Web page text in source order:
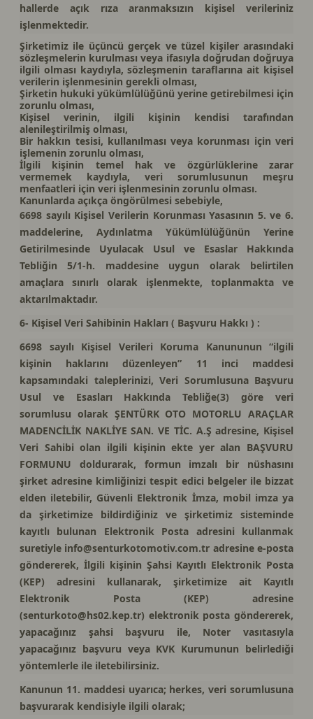
hallerde açık rıza aranmaksızın kişisel verileriniz
işlenmektedir.
Şirketimiz ile üçüncü gerçek ve tüzel kişiler arasındaki
sözleşmelerin kurulması veya ifasıyla doğrudan doğruya
ilgili olması kaydıyla, sözleşmenin taraflarına ait kişisel
verilerin işlenmesinin gerekli olması,
Şirketin hukuki yükümlülüğünü yerine getirebilmesi için
zorunlu olması,
Kişisel verinin, ilgili kişinin kendisi tarafından
alenileştirilmiş olması,
Bir hakkın tesisi, kullanılması veya korunması için veri
işlemenin zorunlu olması,
İlgili kişinin temel hak ve özgürlüklerine zarar
vermemek kaydıyla, veri sorumlusunun meşru
menfaatleri için veri işlenmesinin zorunlu olması.
Kanunlarda açıkça öngörülmesi sebebiyle,
6698 sayılı Kişisel Verilerin Korunması Yasasının 5. ve 6.
maddelerine, Aydınlatma Yükümlülüğünün Yerine
Getirilmesinde Uyulacak Usul ve Esaslar Hakkında
Tebliğin 5/1-h. maddesine uygun olarak belirtilen
amaçlara sınırlı olarak işlenmekte, toplanmakta ve
aktarılmaktadır.
6- Kişisel Veri Sahibinin Hakları ( Başvuru Hakkı ) :
6698 sayılı Kişisel Verileri Koruma Kanununun “ilgili
kişinin haklarını düzenleyen” 11 inci maddesi
kapsamındaki taleplerinizi, Veri Sorumlusuna Başvuru
Usul ve Esasları Hakkında Tebliğe(3) göre veri
sorumlusu olarak ŞENTÜRK OTO MOTORLU ARAÇLAR
MADENCİLİK NAKLİYE SAN. VE TİC. A.Ş adresine, Kişisel
Veri Sahibi olan ilgili kişinin ekte yer alan BAŞVURU
FORMUNU doldurarak, formun imzalı bir nüshasını
şirket adresine kimliğinizi tespit edici belgeler ile bizzat
elden iletebilir, Güvenli Elektronik İmza, mobil imza ya
da şirketimize bildirdiğiniz ve şirketimiz sisteminde
kayıtlı bulunan Elektronik Posta adresini kullanmak
suretiyle info@senturkotomotiv.com.tr adresine e-posta
göndererek, İlgili kişinin Şahsi Kayıtlı Elektronik Posta
(KEP) adresini kullanarak, şirketimize ait Kayıtlı
Elektronik Posta (KEP) adresine
(senturkoto@hs02.kep.tr) elektronik posta göndererek,
yapacağınız şahsi başvuru ile, Noter vasıtasıyla
yapacağınız başvuru veya KVK Kurumunun belirlediği
yöntemlerle ile iletebilirsiniz.
Kanunun 11. maddesi uyarıca; herkes, veri sorumlusuna
başvurarak kendisiyle ilgili olarak;